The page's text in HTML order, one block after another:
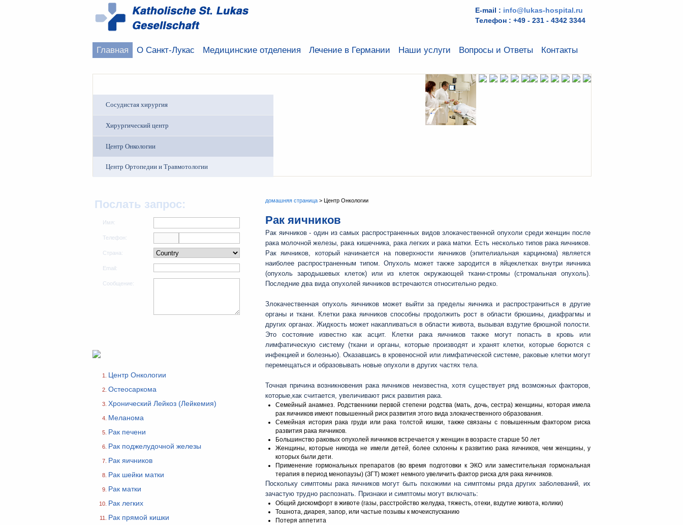
E-mail : info@lukas-hospital.ru
Телефон : +49 - 231 - 4342 3344
Главная О Санкт-Лукас Медицинские отделения Лечение в Германии Наши услуги Вопросы и Ответы Контакты
Сосудистая хирургия
Хирургический центр
Центр Онкологии
Центр Ортопедии и Травмотологии
домашняя страница > Центр Онкологии
Рак яичников
Рак яичников - один из самых распространенных видов злокачественной опухоли среди женщин после
рака молочной железы, рака кишечника, рака легких и рака матки. Есть несколько типов рака яичников.
Рак яичников, который начинается на поверхности яичников (эпителиальная карцинома) является
наиболее распространенным типом. Опухоль может также зародится в яйцеклетках внутри яичника
(опухоль зародышевых клеток) или из клеток окружающей ткани-стромы (стромальная опухоль).
Последние два вида опухолей яичников встречаются относительно редко.
Злокачественная опухоль яичников может выйти за пределы яичника и распространиться в другие
органы и ткани. Клетки рака яичников способны продолжить рост в области брюшины, диафрагмы и
других органах. Жидкость может накапливаться в области живота, вызывая вздутие брюшной полости.
Это состояние известно как асцит. Клетки рака яичников также могут попасть в кровь или
лимфатическую систему (ткани и органы, которые производят и хранят клетки, которые борются с
инфекцией и болезнью). Оказавшись в кровеносной или лимфатической системе, раковые клетки могут
перемещаться и образовывать новые опухоли в других частях тела.
Точная причина возникновения рака яичников неизвестна, хотя существует ряд возможных факторов,
которые,как считается, увеличивают риск развития рака.
Семейный анамнез. Родственники первой степени родства (мать, дочь, сестра) женщины, которая имела
рак яичников имеют повышенный риск развития этого вида злокачественного образования.
Семейная история рака груди или рака толстой кишки, также связаны с повышенным фактором риска
развития рака яичников.
Большинство раковых опухолей яичников встречается у женщин в возрасте старше 50 лет
Женщины, которые никогда не имели детей, более склонны к развитию рака яичников, чем женщины, у
которых были дети.
Применение гормональных препаратов (во время подготовки к ЭКО или заместительная гормональная
терапия в период менопаузы) (ЗГТ) может немного увеличить фактор риска для рака яичников.
Поскольку симптомы рака яичников могут быть похожими на симптомы ряда других заболеваний, их
зачастую трудно распознать. Признаки и симптомы могут включать:
Общий дискомфорт в животе (газы, расстройство желудка, тяжесть, отеки, вздутие живота, колики)
Тошнота, диарея, запор, или частые позывы к мочеиспусканию
Потеря аппетита
Послать запрос:
Имя:
Телефон:
Страна:
Email:
Сообщение:
Центр Онкологии
Остеосаркома
Хронический Лейкоз (Лейкемия)
Меланома
Рак печени
Рак поджелудочной железы
Рак яичников
Рак шейки матки
Рак матки
Рак легких
Рак прямой кишки